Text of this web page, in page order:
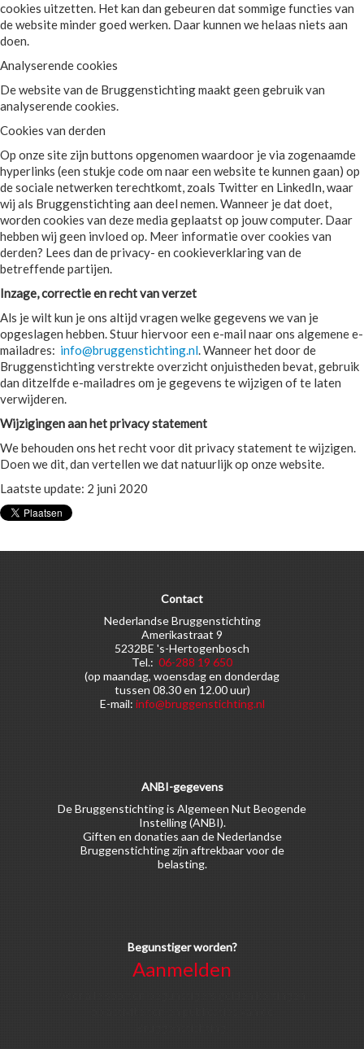
cookies uitzetten. Het kan dan gebeuren dat sommige functies van
de website minder goed werken. Daar kunnen we helaas niets aan
doen.
Analyserende cookies
De website van de Bruggenstichting maakt geen gebruik van
analyserende cookies.
Cookies van derden
Op onze site zijn buttons opgenomen waardoor je via zogenaamde
hyperlinks (een stukje code om naar een website te kunnen gaan) op
de sociale netwerken terechtkomt, zoals Twitter en LinkedIn, waar
wij als Bruggenstichting aan deel nemen. Wanneer je dat doet,
worden cookies van deze media geplaatst op jouw computer. Daar
hebben wij geen invloed op. Meer informatie over cookies van
derden? Lees dan de privacy- en cookieverklaring van de
betreffende partijen.
Inzage, correctie en recht van verzet
Als je wilt kun je ons altijd vragen welke gegevens we van je
opgeslagen hebben. Stuur hiervoor een e-mail naar ons algemene e-
mailadres: info@bruggenstichting.nl. Wanneer het door de
Bruggenstichting verstrekte overzicht onjuistheden bevat, gebruik
dan ditzelfde e-mailadres om je gegevens te wijzigen of te laten
verwijderen.
Wijzigingen aan het privacy statement
We behouden ons het recht voor dit privacy statement te wijzigen.
Doen we dit, dan vertellen we dat natuurlijk op onze website.
Laatste update: 2 juni 2020
Contact
Nederlandse Bruggenstichting
Amerikastraat 9
5232BE 's-Hertogenbosch
Tel.: 06-288 19 650
(op maandag, woensdag en donderdag
tussen 08.30 en 12.00 uur)
E-mail: info@bruggenstichting.nl
ANBI-gegevens
De Bruggenstichting is Algemeen Nut Beogende
Instelling (ANBI).
Giften en donaties aan de Nederlandse
Bruggenstichting zijn aftrekbaar voor de
belasting.
Begunstiger worden?
Aanmelden